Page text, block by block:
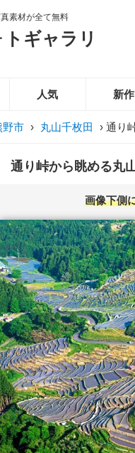
素材が全て無料
トギャラリ
人気 新作
野市 › 丸山千枚田 › 通り
通り峠から眺める丸
画像下側